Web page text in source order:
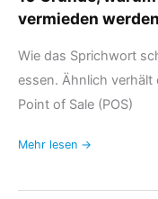
vermieden
Wie das Sprichwort
essen. Ähnlich verhält
Point of Sale (POS)
Mehr lesen →